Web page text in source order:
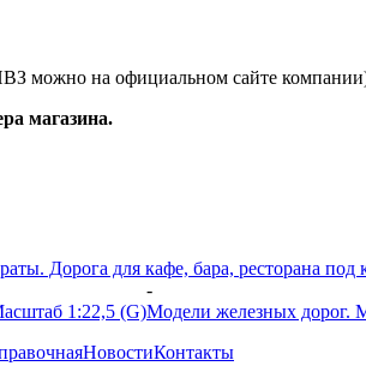
можно на официальном сайте
магазина.
Дорога для кафе, бара, ресторана под
1:22,5 (G)
-
Модели железных дорог.
НовостиКонтакты